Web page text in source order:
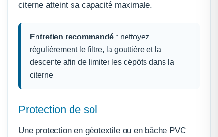
citerne atteint sa capacité maximale.
Entretien recommandé : nettoyez
régulièrement le filtre, la gouttière et la
descente afin de limiter les dépôts dans la
citerne.
Protection de sol
Une protection en géotextile ou en bâche PVC